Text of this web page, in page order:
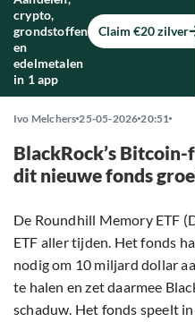
crypto,
grondstoffen
en
edelmetalen
in 1 app
Claim €20 zilver
Ivo Melchers 25-05-2026 20:51
BlackRock’s
dit nieuwe fonds
De Roundhill Memory ETF
ETF aller tijden. Het fonds
nodig om 10 miljard dollar
te halen en zet daarmee
schaduw. Het fonds speelt